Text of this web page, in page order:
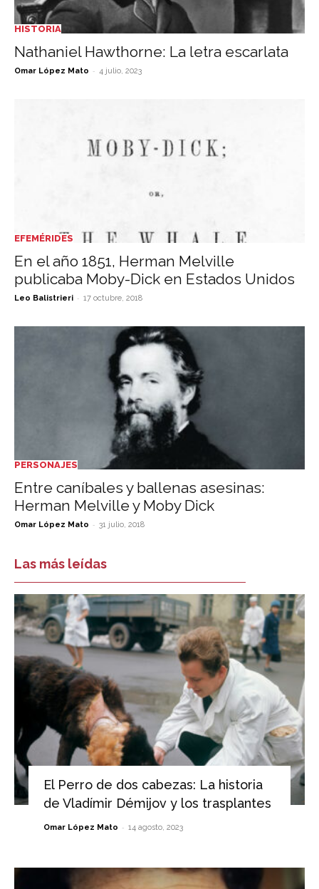
HISTORIA
Nathaniel Hawthorne: La letra escarlata
Omar López Mato - 4 julio, 2023
EFEMÉRIDES
En el año 1851, Herman Melville
publicaba Moby-Dick en Estados Unidos
Leo Balistrieri - 17 octubre, 2018
PERSONAJES
Entre caníbales y ballenas asesinas:
Herman Melville y Moby Dick
Omar López Mato - 31 julio, 2018
Las más leídas
El Perro de dos cabezas: La historia
de Vladímir Démijov y los trasplantes
Omar López Mato - 14 agosto, 2023